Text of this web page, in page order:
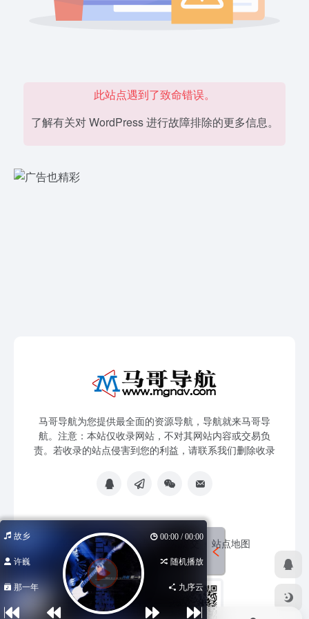
此站点遇到了致命错误。
了解有关对 WordPress 进行故障排除的更多信息。
马哥导航为您提供最全面的资源导航，导航就来马哥导
航。注意：本站仅收录网站，不对其网站内容或交易负
责。若收录的站点侵害到您的利益，请联系我们删除收录
免责声明 友链申请 网站提交 站点地图
故乡 00:00 / 00:00
许巍 随机播放
那一年 九序云